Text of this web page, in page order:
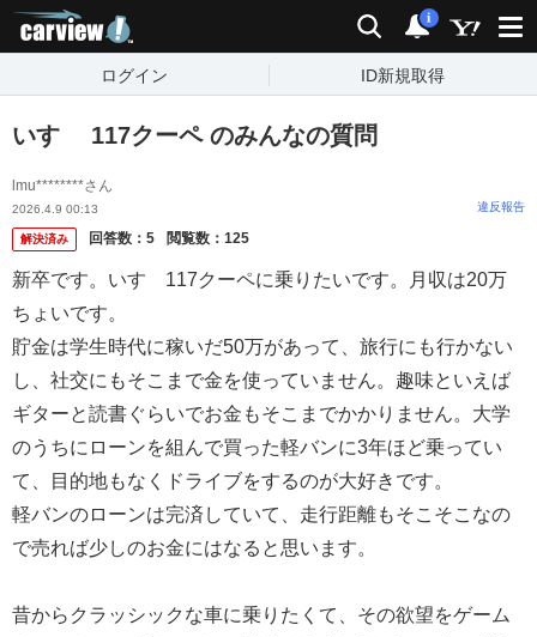
検索 通知
i
ログイン ID新規取得
いすゞ 117クーペ のみんなの質問
lmu********さん
2026.4.9 00:13 違反報告
解決済み 回答数： 5 閲覧数： 125
新卒です。いすゞ117クーペに乗りたいです。月収は20万
ちょいです。
貯金は学生時代に稼いだ50万があって、旅行にも行かない
し、社交にもそこまで金を使っていません。趣味といえば
ギターと読書ぐらいでお金もそこまでかかりません。大学
のうちにローンを組んで買った軽バンに3年ほど乗ってい
て、目的地もなくドライブをするのが大好きです。
軽バンのローンは完済していて、走行距離もそこそこなの
で売れば少しのお金にはなると思います。
昔からクラッシックな車に乗りたくて、その欲望をゲーム